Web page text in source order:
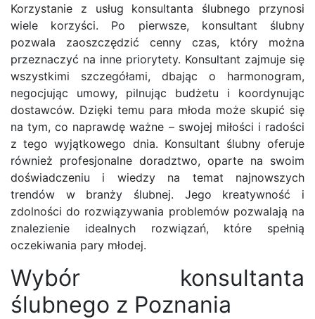
Korzystanie z usług konsultanta ślubnego przynosi
wiele korzyści. Po pierwsze, konsultant ślubny
pozwala zaoszczędzić cenny czas, który można
przeznaczyć na inne priorytety. Konsultant zajmuje się
wszystkimi szczegółami, dbając o harmonogram,
negocjując umowy, pilnując budżetu i koordynując
dostawców. Dzięki temu para młoda może skupić się
na tym, co naprawdę ważne – swojej miłości i radości
z tego wyjątkowego dnia. Konsultant ślubny oferuje
również profesjonalne doradztwo, oparte na swoim
doświadczeniu i wiedzy na temat najnowszych
trendów w branży ślubnej. Jego kreatywność i
zdolności do rozwiązywania problemów pozwalają na
znalezienie idealnych rozwiązań, które spełnią
oczekiwania pary młodej.
Wybór konsultanta
ślubnego z Poznania